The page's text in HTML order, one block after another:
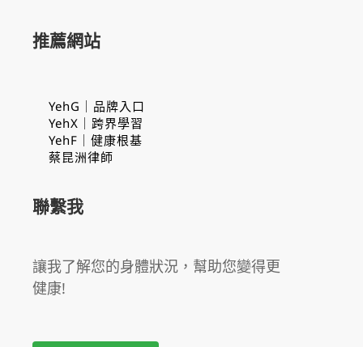
推薦網站
YehG｜品牌入口
YehX｜跨界學習
YehF｜健康根基
蔡昆洲律師
聯繫我
讓我了解您的身體狀況，幫助您變得更
健康!